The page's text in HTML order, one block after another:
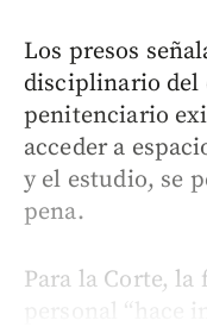
Los presos
disciplinario del
penitenciario
acceder a
y el estudio, se
pena.
Para la Corte, la
personal “hace